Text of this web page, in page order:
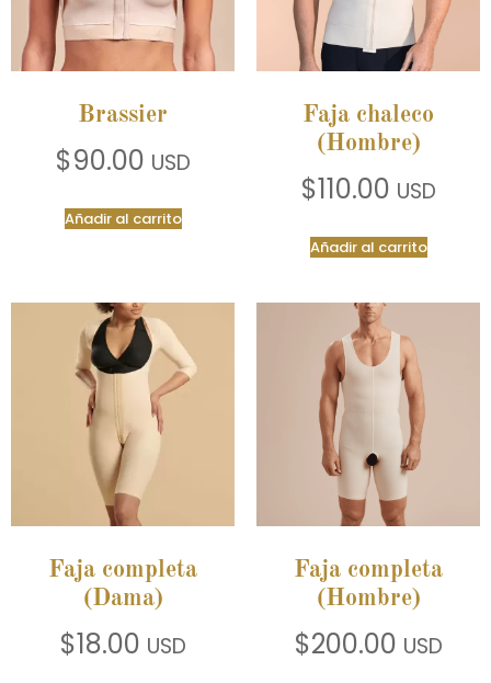
Brassier
$90.00 USD
Añadir al carrito
Faja chaleco
(Hombre)
$110.00 USD
Añadir al carrito
Faja completa
(Dama)
$18.00 USD
Faja completa
(Hombre)
$200.00 USD